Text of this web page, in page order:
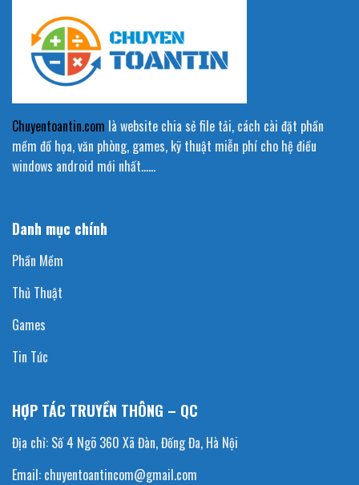
Chuyentoantin.com là website chia sẻ file tải, cách cài đặt phần
mềm đồ họa, văn phòng, games, kỹ thuật miễn phí cho hệ điều
windows android mới nhất……
Danh mục chính
Phần Mềm
Thủ Thuật
Games
Tin Tức
HỢP TÁC TRUYỀN THÔNG – QC
Địa chỉ: Số 4 Ngõ 360 Xã Đàn, Đống Đa, Hà Nội
Email: chuyentoantincom@gmail.com